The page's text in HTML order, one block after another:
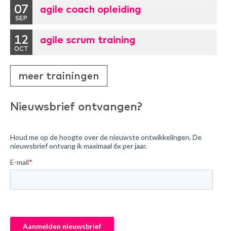
07
SEP
agile coach opleiding
12
OCT
agile scrum training
meer trainingen
Nieuwsbrief ontvangen?